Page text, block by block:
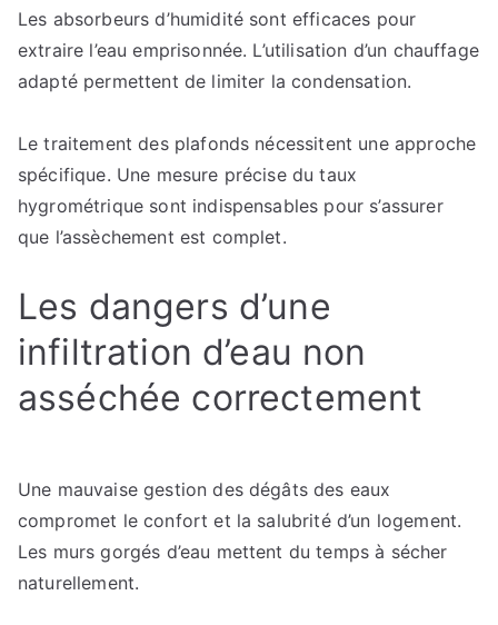
Les absorbeurs d’humidité sont efficaces pour
extraire l’eau emprisonnée. L’utilisation d’un chauffage
adapté permettent de limiter la condensation.
Le traitement des plafonds nécessitent une approche
spécifique. Une mesure précise du taux
hygrométrique sont indispensables pour s’assurer
que l’assèchement est complet.
Les dangers d’une
infiltration d’eau non
asséchée correctement
Une mauvaise gestion des dégâts des eaux
compromet le confort et la salubrité d’un logement.
Les murs gorgés d’eau mettent du temps à sécher
naturellement.